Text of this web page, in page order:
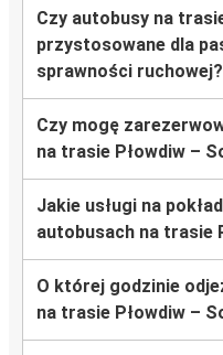
Czy autobusy na
przystosowane dla
sprawności ruchowej?
Czy mogę
na trasie Płowdiw –
Jakie usługi na
autobusach na trasie
O której godzinie
na trasie Płowdiw –